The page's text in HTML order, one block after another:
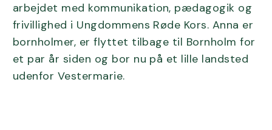
arbejdet med kommunikation, pædagogik og
frivillighed i Ungdommens Røde Kors. Anna er
bornholmer, er flyttet tilbage til Bornholm for
et par år siden og bor nu på et lille landsted
udenfor Vestermarie.